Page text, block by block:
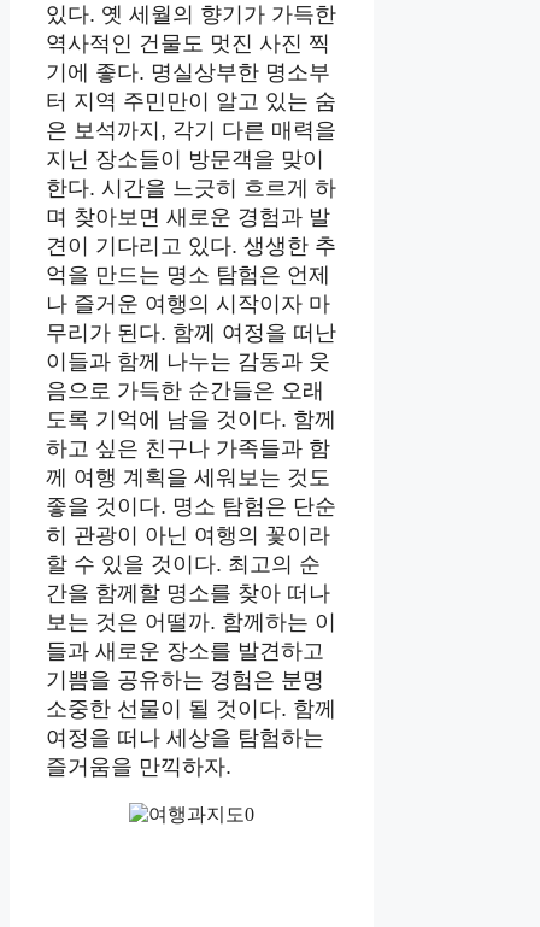
있다. 옛 세월의 향기가 가득한
역사적인 건물도 멋진 사진 찍
기에 좋다. 명실상부한 명소부
터 지역 주민만이 알고 있는 숨
은 보석까지, 각기 다른 매력을
지닌 장소들이 방문객을 맞이
한다. 시간을 느긋히 흐르게 하
며 찾아보면 새로운 경험과 발
견이 기다리고 있다. 생생한 추
억을 만드는 명소 탐험은 언제
나 즐거운 여행의 시작이자 마
무리가 된다. 함께 여정을 떠난
이들과 함께 나누는 감동과 웃
음으로 가득한 순간들은 오래
도록 기억에 남을 것이다. 함께
하고 싶은 친구나 가족들과 함
께 여행 계획을 세워보는 것도
좋을 것이다. 명소 탐험은 단순
히 관광이 아닌 여행의 꽃이라
할 수 있을 것이다. 최고의 순
간을 함께할 명소를 찾아 떠나
보는 것은 어떨까. 함께하는 이
들과 새로운 장소를 발견하고
기쁨을 공유하는 경험은 분명
소중한 선물이 될 것이다. 함께
여정을 떠나 세상을 탐험하는
즐거움을 만끽하자.